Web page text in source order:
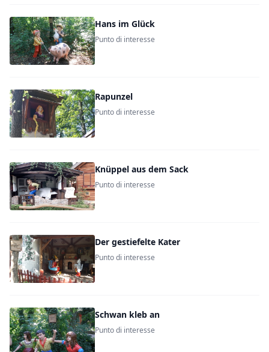
Hans im Glück
Punto di interesse
Rapunzel
Punto di interesse
Knüppel aus dem Sack
Punto di interesse
Der gestiefelte Kater
Punto di interesse
Schwan kleb an
Punto di interesse